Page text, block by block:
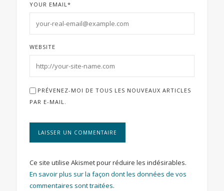
YOUR EMAIL*
WEBSITE
PRÉVENEZ-MOI DE TOUS LES NOUVEAUX ARTICLES
PAR E-MAIL.
Ce site utilise Akismet pour réduire les indésirables.
En savoir plus sur la façon dont les données de vos
commentaires sont traitées.